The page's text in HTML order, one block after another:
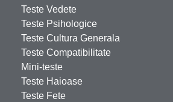
Teste Vedete
Teste Psihologice
Teste Cultura Generala
Teste Compatibilitate
Mini-teste
Teste Haioase
Teste Fete